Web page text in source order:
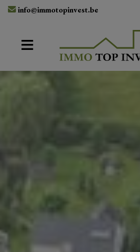
info@immotopinvest.be